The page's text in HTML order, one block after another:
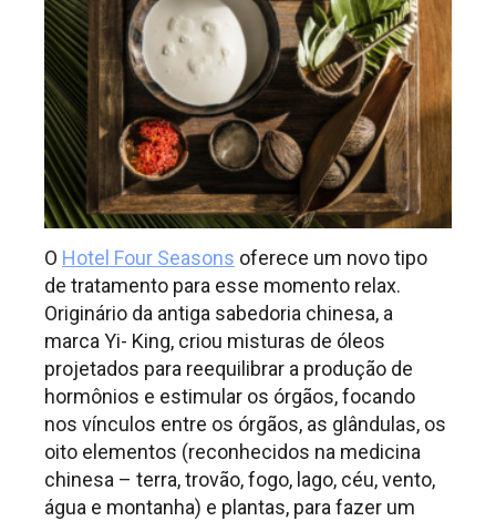
O Hotel Four Seasons oferece um novo tipo
de tratamento para esse momento relax.
Originário da antiga sabedoria chinesa, a
marca Yi- King, criou misturas de óleos
projetados para reequilibrar a produção de
hormônios e estimular os órgãos, focando
nos vínculos entre os órgãos, as glândulas, os
oito elementos (reconhecidos na medicina
chinesa – terra, trovão, fogo, lago, céu, vento,
água e montanha) e plantas, para fazer um